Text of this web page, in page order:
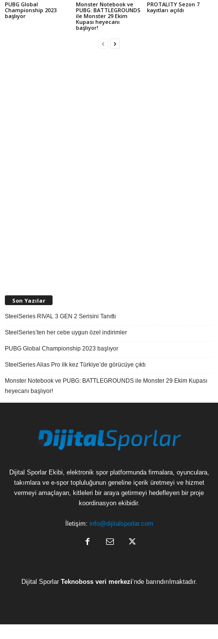
PUBG Global
Championship 2023
başlıyor
Monster Notebook ve
PUBG: BATTLEGROUNDS
ile Monster 29 Ekim
Kupası heyecanı
başlıyor!
PROTALITY Sezon 7
kayıtları açıldı
Son Yazılar
SteelSeries RIVAL 3 GEN 2 Serisini Tanıttı
SteelSeries’ten her cebe uygun özel indirimler
PUBG Global Championship 2023 başlıyor
SteelSeries Alias Pro ilk kez Türkiye’de görücüye çıktı
Monster Notebook ve PUBG: BATTLEGROUNDS ile Monster 29 Ekim Kupası
heyecanı başlıyor!
Dijital Sporlar Ekibi, elektronik spor platformunda firmalara, oyunculara,
takımlara ve e-spor topluluğunun geneline içerik üretmeyi ve hizmet
vermeyi amaçlayan, kitleleri bir araya getirmeyi hedefleyen bir proje
koordinasyon ekibidir.
İletişim: info@dijitalsporlar.com
Dijital Sporlar Teknoboss veri merkezi‘nde barındırılmaktadır.